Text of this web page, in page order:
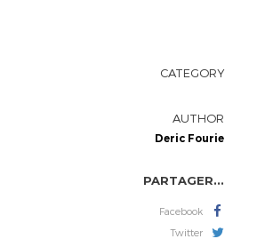
CATEGORY
AUTHOR
Deric Fourie
PARTAGER...
Facebook
Twitter